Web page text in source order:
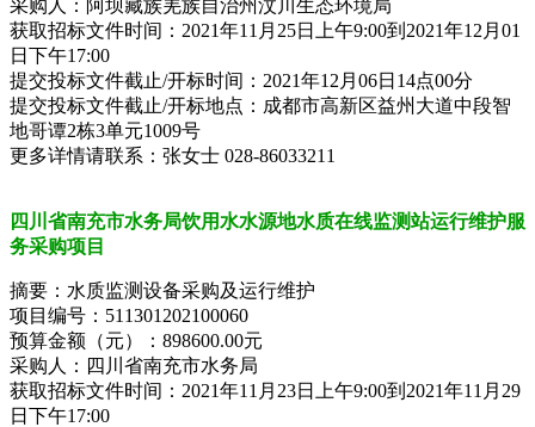
采购人：阿坝藏族羌族自治州汶川生态环境局
获取招标文件时间：2021年11月25日上午9:00到2021年12月01
日下午17:00
提交投标文件截止/开标时间：2021年12月06日14点00分
提交投标文件截止/开标地点：成都市高新区益州大道中段智
地哥谭2栋3单元1009号
更多详情请联系：张女士 028-86033211
四川省南充市水务局饮用水水源地水质在线监测站运行维护服
务采购项目
摘要：水质监测设备采购及运行维护
项目编号：511301202100060
预算金额（元）：898600.00元
采购人：四川省南充市水务局
获取招标文件时间：2021年11月23日上午9:00到2021年11月29
日下午17:00